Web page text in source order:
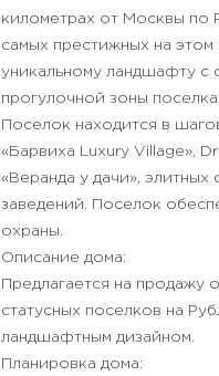
километрах от Москвы по
самых престижных на
уникальному ландшафту с
прогулочной зоны поселка.
Поселок находится в
«Барвиха Luxury Village»,
«Веранда у дачи»,
заведений. Поселок
охраны.
Описание дома:
Предлагается на продажу
статусных поселков на
ландшафтным дизайном.
Планировка дома: